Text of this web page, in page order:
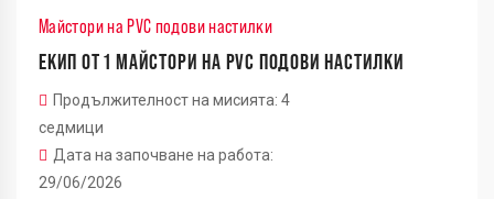
Майстори на PVC подови настилки
ЕКИП ОТ 1 МАЙСТОРИ НА PVC ПОДОВИ НАСТИЛКИ
Продължителност на мисията: 4
седмици
Дата на започване на работа:
29/06/2026